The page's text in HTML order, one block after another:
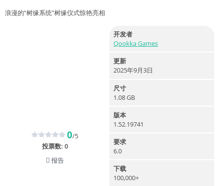
浪漫的“树缘系统”树缘仪式惊艳亮相
0/5
投票数: 0
报告
开发者
Qookka Games
更新
2025年9月3日
尺寸
1.08 GB
版本
1.52.19741
要求
6.0
下载
100,000+